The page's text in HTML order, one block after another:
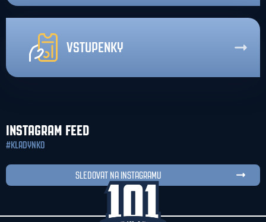
VSTUPENKY
INSTAGRAM FEED
#KLADYNKO
SLEDOVAT NA INSTAGRAMU